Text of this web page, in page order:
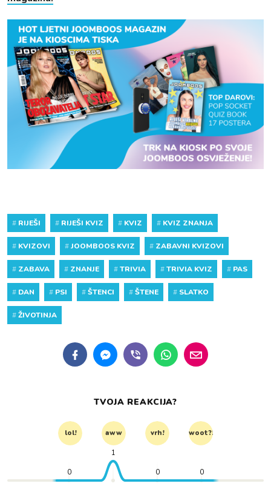
# RIJEŠI # RIJEŠI KVIZ # KVIZ # KVIZ ZNANJA
# KVIZOVI #JOOMBOOS KVIZ # ZABAVNI KVIZOVI
# ZABAVA # ZNANJE #TRIVIA #TRIVIA KVIZ # PAS
# DAN # PSI #ŠTENCI #ŠTENE # SLATKO
#ŽIVOTINJA
TVOJA REAKCIJA?
lol! aww vrh! woot?!
0
1
0 0